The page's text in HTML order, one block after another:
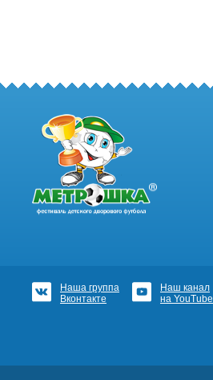
Наша группа
Вконтакте
Наш канал
на YouTube